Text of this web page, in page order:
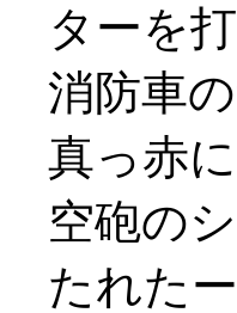
ターを
消防車
真っ赤
空砲の
たれた